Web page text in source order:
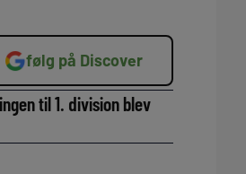
følg på Discover
til 1. division blev